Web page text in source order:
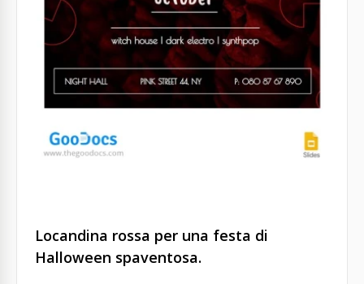
Locandina rossa per una festa di
Halloween spaventosa.